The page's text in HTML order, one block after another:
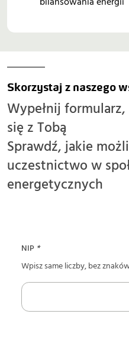
Skorzystaj z naszego
Wypełnij
się z Tobą
Sprawdź, jakie
uczestnictwo w
energetycznych